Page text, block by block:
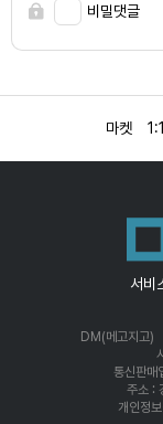
비밀댓글
마켓
서비
DM(메고지고)
통신판
주소 :
개인정